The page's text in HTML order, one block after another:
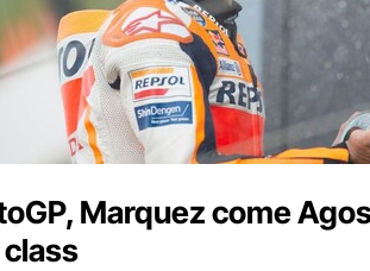
Marquez come